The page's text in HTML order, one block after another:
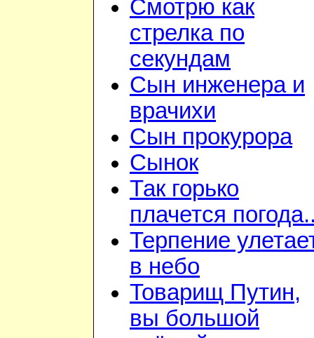
Смотрю как
стрелка по
секундам
Сын инженера и
врачихи
Сын прокурора
Сынок
Так горько
плачется
Терпение
в небо
Товарищ Путин,
вы большой